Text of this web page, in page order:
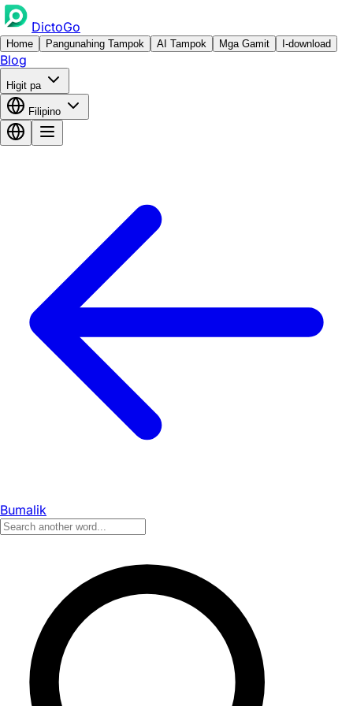
DictoGo
Home Pangunahing Tampok AI Tampok Mga Gamit I-download
Blog
Higit pa
Filipino
Bumalik